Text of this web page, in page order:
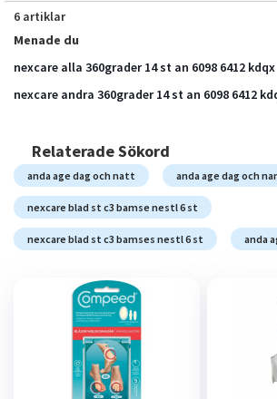
6 artiklar
Menade du
nexcare alla 360grader 14 st an 6098 6412 kdqx
nexcare andra 360grader 14 st an 6098 6412
Relaterade Sökord
anda age dag och natt anda age dag och
nexcare blad st c3 bamse nestl 6 st
nexcare blad st c3 bamses nestl 6 st anda